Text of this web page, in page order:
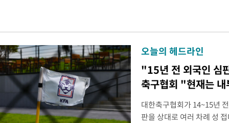
오늘의 헤드라인
"15년 전 외국인 심
축구협회 "현재는
대한축구협회가 14~15년
판을 상대로 여러 차례 성